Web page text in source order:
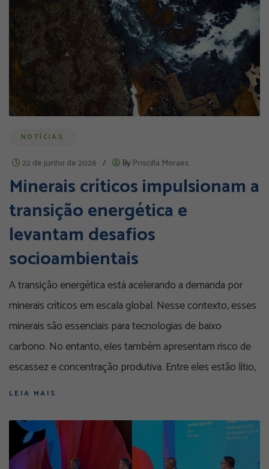
NOTÍCIAS
22 de junho de 2026 / By Priscilla Moraes
Minerais críticos impulsionam a
transição energética e
levantam desafios
socioambientais
A transição energética está acelerando a demanda por
minerais críticos em escala global. Nesse contexto, esses
minerais são essenciais para tecnologias de baixo
carbono. No entanto, eles também apresentam risco de
escassez e concentração produtiva. Entre eles estão lítio,
LEIA MAIS